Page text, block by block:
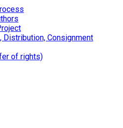
Distribution, Consignment
of rights)